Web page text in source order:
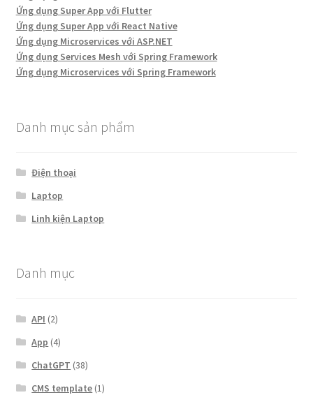
Ứng dụng Super App với Flutter
Ứng dụng Super App với React Native
Ứng dụng Microservices với ASP.NET
Ứng dụng Services Mesh với Spring Framework
Ứng dụng Microservices với Spring Framework
Danh mục sản phẩm
Điện thoại
Laptop
Linh kiện Laptop
Danh mục
API (2)
App (4)
ChatGPT (38)
CMS template (1)